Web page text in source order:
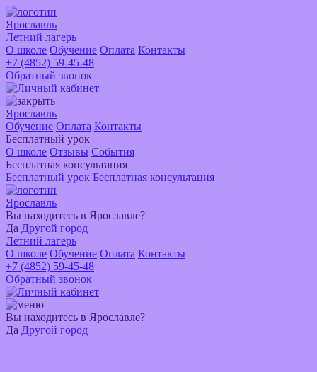
Ярославль
Летний лагерь
О школе Обучение Оплата Контакты
+7 (4852) 59-45-48
Обратный звонок
Ярославль
Обучение Оплата Контакты
Бесплатный урок
О школе Отзывы События
Бесплатная консультация
Бесплатный урок Бесплатная консультация
Ярославль
Вы находитесь в Ярославле?
Да Другой город
Летний лагерь
О школе Обучение Оплата Контакты
+7 (4852) 59-45-48
Обратный звонок
Вы находитесь в Ярославле?
Да Другой город